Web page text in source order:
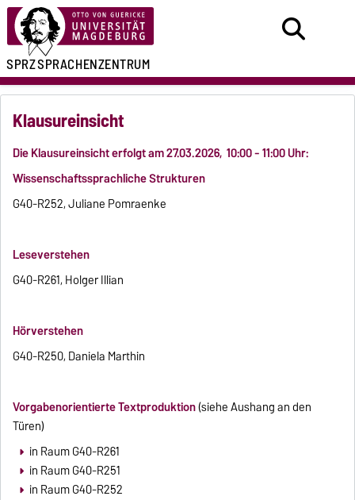
SPRZSPRACHENZENTRUM
Klausureinsicht
Die Klausureinsicht erfolgt am 27.03.2026, 10:00 - 11:00 Uhr:
Wissenschaftssprachliche Strukturen
G40-R252, Juliane Pomraenke
Leseverstehen
G40-R261, Holger Illian
Hörverstehen
G40-R250, Daniela Marthin
Vorgabenorientierte Textproduktion(siehe Aushang an den
Türen)
in Raum G40-R261
in Raum G40-R251
in Raum G40-R252